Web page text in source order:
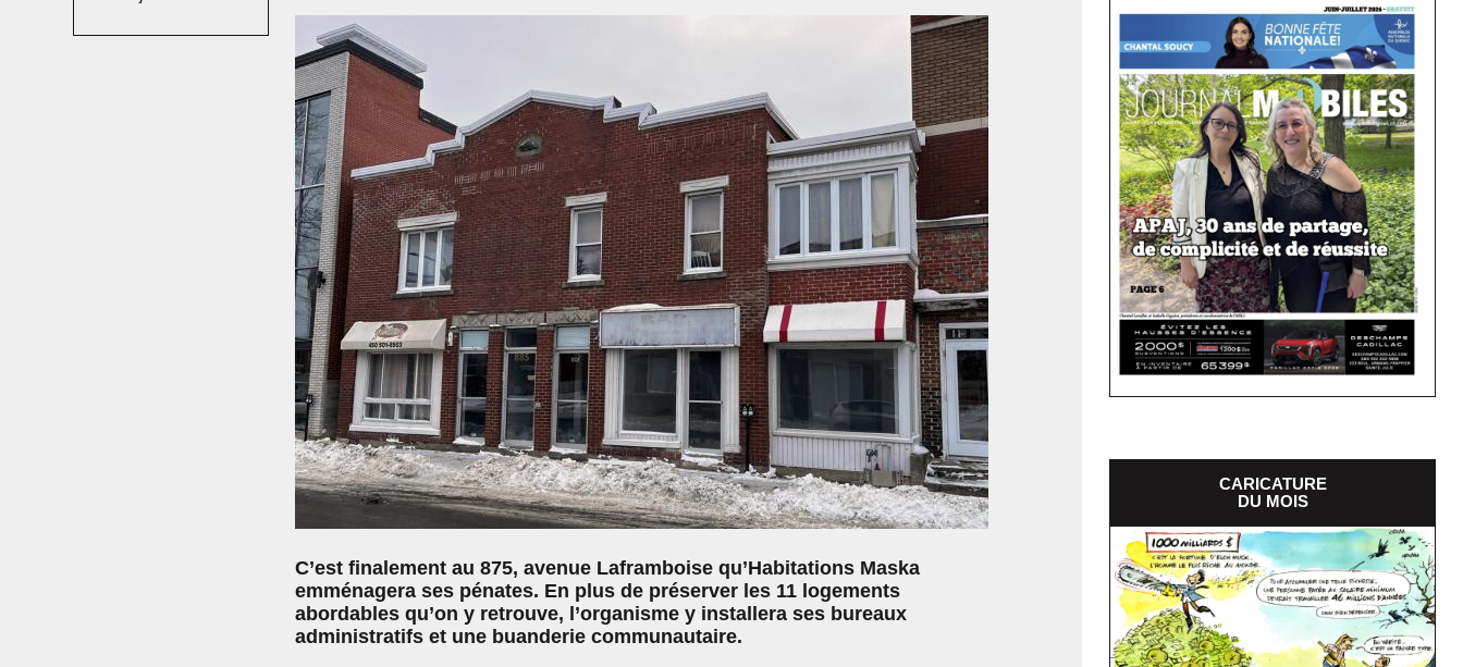
C’est finalement au 875, avenue Laframboise qu’Habitations Maska
emménagera ses pénates. En plus de préserver les 11 logements
abordables qu’on y retrouve, l’organisme y installera ses bureaux
administratifs et une buanderie communautaire.
CARICATURE
DU MOIS